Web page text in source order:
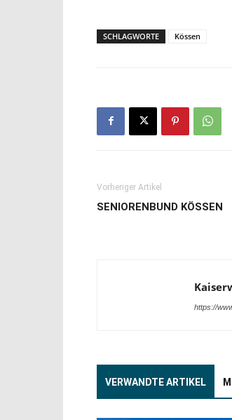
SCHLAGWORTE Kössen
Vorheriger Artikel
SENIORENBUND KÖSSEN
https://
VERWANDTE ARTIKEL